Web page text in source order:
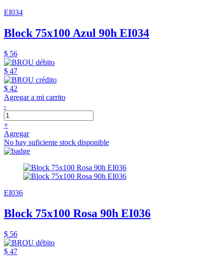
EI034
Block 75x100 Azul 90h EI034
$ 56
$ 47
$ 42
Agregar a mi carrito
-
+
Agregar
No hay suficiente stock disponible
EI036
Block 75x100 Rosa 90h EI036
$ 56
$ 47